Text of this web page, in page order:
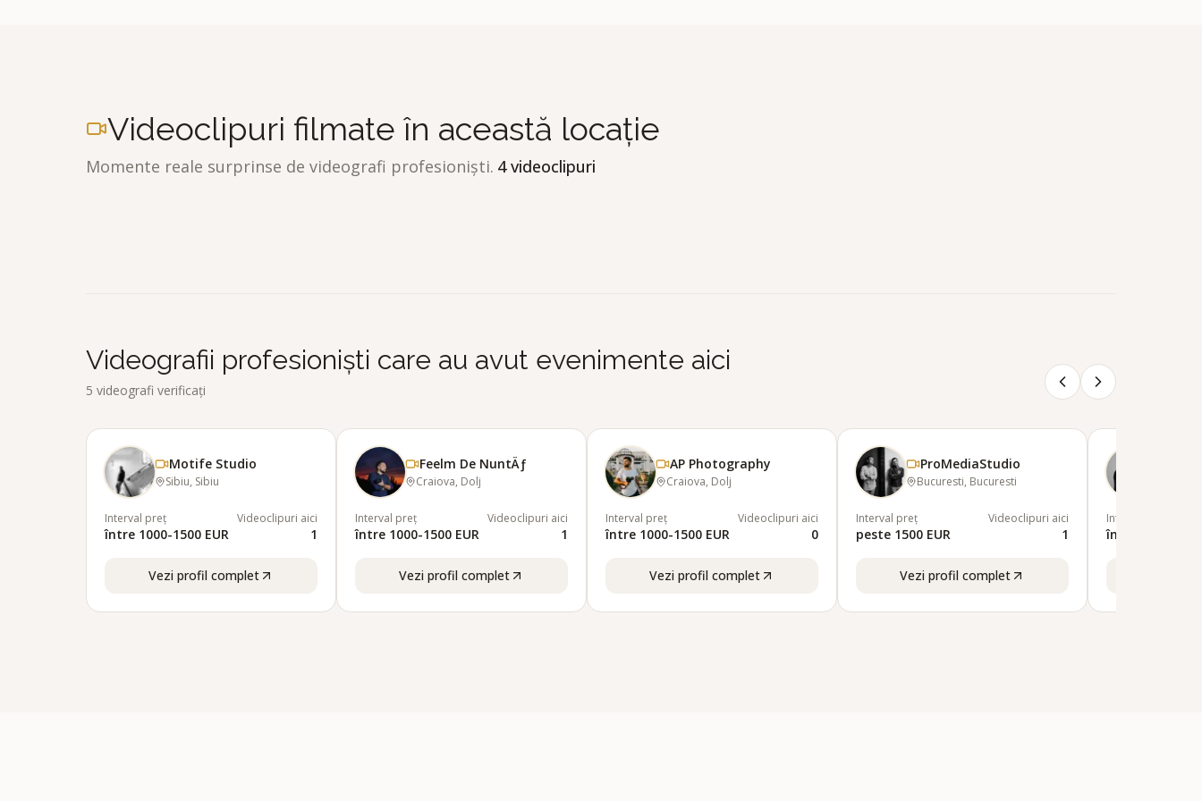
Videoclipuri filmate în această locație
Momente reale surprinse de videografi profesioniști. 4videoclipuri
Videografii profesioniști care au avut evenimente aici
5 videografi verificați
Motife Studio
Sibiu, Sibiu
Interval preț
între 1000-1500 EUR
Videoclipuri aici
1
Vezi profil complet
Feelm De NuntÄƒ
Craiova, Dolj
Interval preț
între 1000-1500 EUR
Videoclipuri aici
1
Vezi profil complet
AP Photography
Craiova, Dolj
Interval preț
între 1000-1500 EUR
Videoclipuri aici
0
Vezi profil complet
ProMediaStudio
Bucuresti, Bucuresti
Interval preț
peste 1500 EUR
Videoclipuri aici
1
Vezi profil complet
Interval preț
între 1000-